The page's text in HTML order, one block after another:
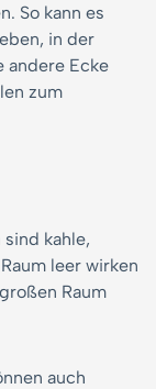
So kann es
in der
andere Ecke
zum
kahle,
leer wirken
Raum
auch